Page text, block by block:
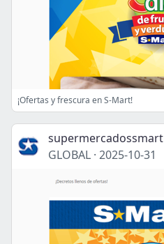
¡Ofertas y frescura en S-Mart!
supermercadossmart
GLOBAL · 2025-10-31